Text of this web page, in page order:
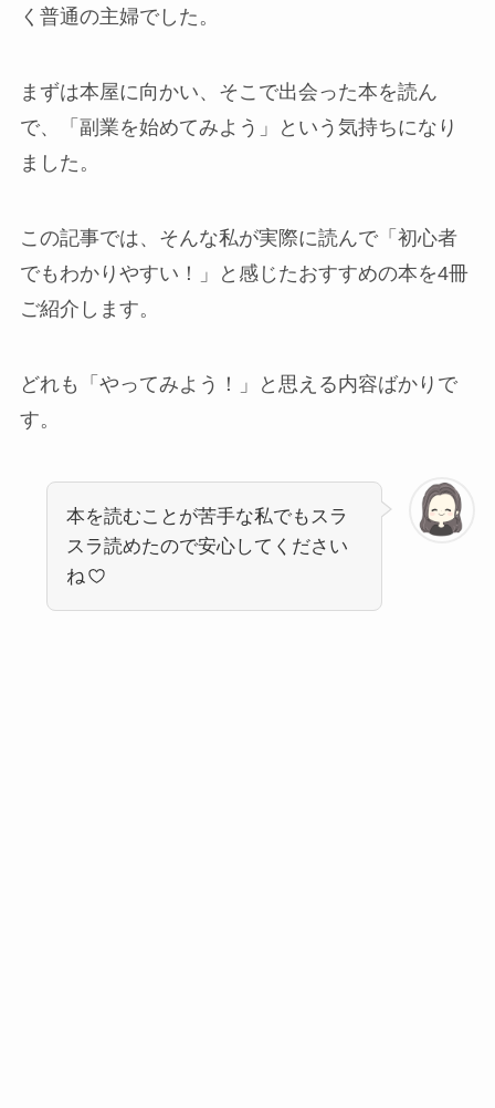
く普通の主婦でした。
まずは本屋に向かい、そこで出会った本を読ん
で、「副業を始めてみよう」という気持ちになり
ました。
この記事では、そんな私が実際に読んで「初心者
でもわかりやすい！」と感じたおすすめの本を4冊
ご紹介します。
どれも「やってみよう！」と思える内容ばかりで
す。
本を読むことが苦手な私でもスラ
スラ読めたので安心してください
ね